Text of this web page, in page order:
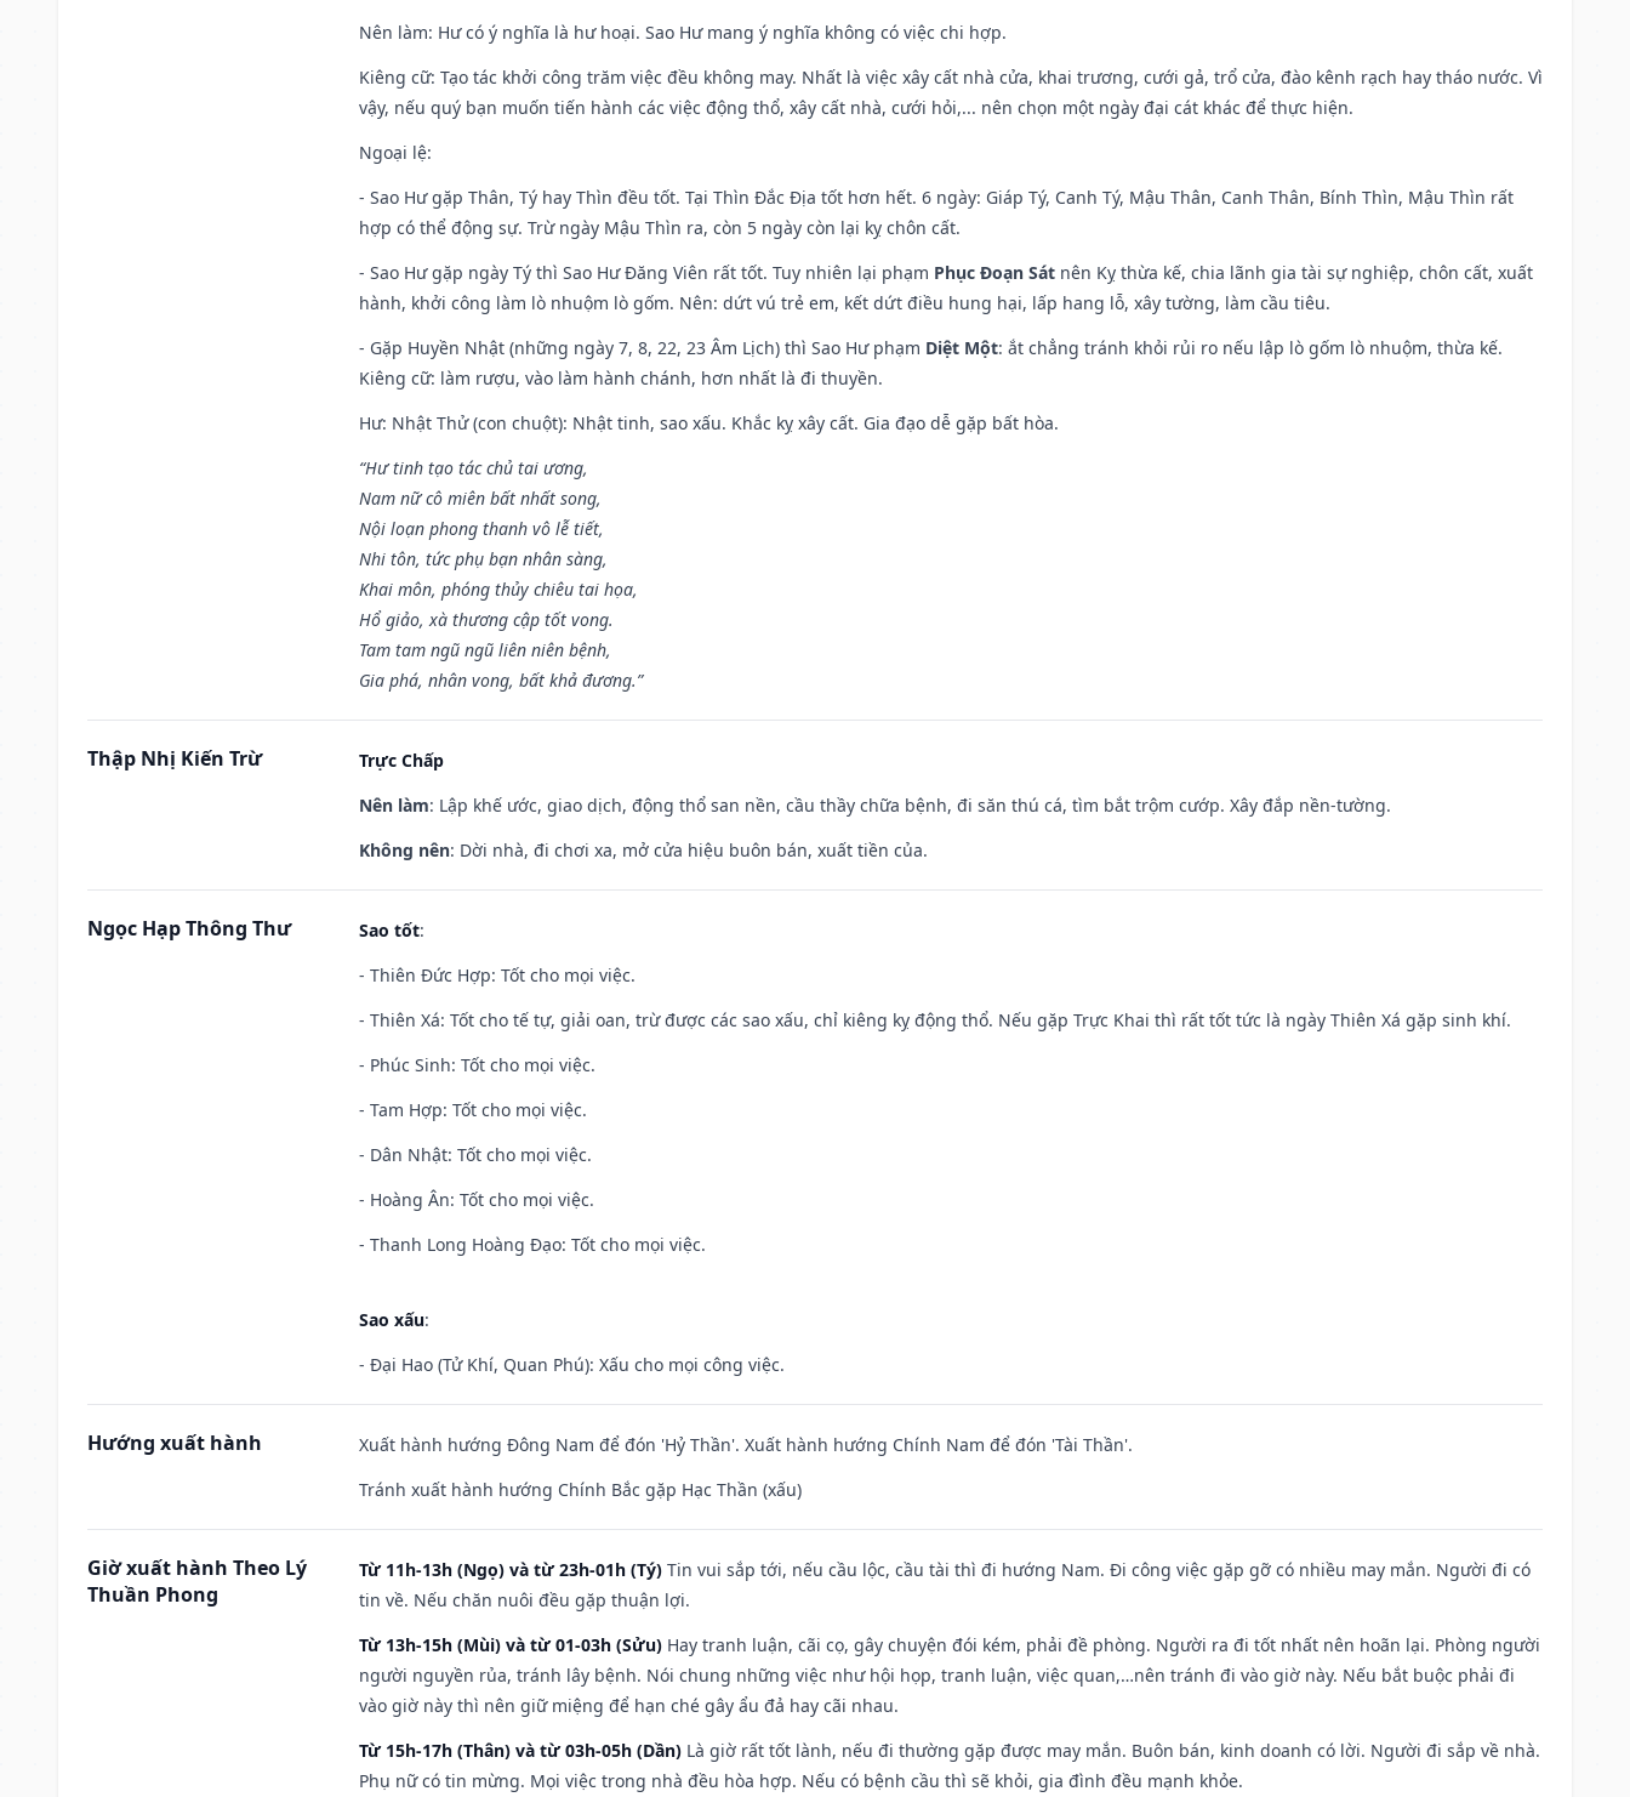
Nên làm: Hư có ý nghĩa là hư hoại. Sao Hư mang ý nghĩa không có việc chi hợp.
Kiêng cữ: Tạo tác khởi công trăm việc đều không may. Nhất là việc xây cất nhà cửa, khai trương, cưới gả, trổ cửa, đào kênh rạch hay tháo nước. Vì
vậy, nếu quý bạn muốn tiến hành các việc động thổ, xây cất nhà, cưới hỏi,... nên chọn một ngày đại cát khác để thực hiện.
Ngoại lệ:
- Sao Hư gặp Thân, Tý hay Thìn đều tốt. Tại Thìn Đắc Địa tốt hơn hết. 6 ngày: Giáp Tý, Canh Tý, Mậu Thân, Canh Thân, Bính Thìn, Mậu Thìn rất
hợp có thể động sự. Trừ ngày Mậu Thìn ra, còn 5 ngày còn lại kỵ chôn cất.
- Sao Hư gặp ngày Tý thì Sao Hư Đăng Viên rất tốt. Tuy nhiên lại phạm Phục Đoạn Sát nên Kỵ thừa kế, chia lãnh gia tài sự nghiệp, chôn cất, xuất
hành, khởi công làm lò nhuộm lò gốm. Nên: dứt vú trẻ em, kết dứt điều hung hại, lấp hang lỗ, xây tường, làm cầu tiêu.
- Gặp Huyền Nhật (những ngày 7, 8, 22, 23 Âm Lịch) thì Sao Hư phạm Diệt Một: ắt chẳng tránh khỏi rủi ro nếu lập lò gốm lò nhuộm, thừa kế.
Kiêng cữ: làm rượu, vào làm hành chánh, hơn nhất là đi thuyền.
Hư: Nhật Thử (con chuột): Nhật tinh, sao xấu. Khắc kỵ xây cất. Gia đạo dễ gặp bất hòa.
“Hư tinh tạo tác chủ tai ương,
Nam nữ cô miên bất nhất song,
Nội loạn phong thanh vô lễ tiết,
Nhi tôn, tức phụ bạn nhân sàng,
Khai môn, phóng thủy chiêu tai họa,
Hổ giảo, xà thương cập tốt vong.
Tam tam ngũ ngũ liên niên bệnh,
Gia phá, nhân vong, bất khả đương.”
Thập Nhị Kiến Trừ
Trực Chấp
Nên làm: Lập khế ước, giao dịch, động thổ san nền, cầu thầy chữa bệnh, đi săn thú cá, tìm bắt trộm cướp. Xây đắp nền-tường.
Không nên: Dời nhà, đi chơi xa, mở cửa hiệu buôn bán, xuất tiền của.
Ngọc Hạp Thông Thư Sao tốt:
- Thiên Đức Hợp: Tốt cho mọi việc.
- Thiên Xá: Tốt cho tế tự, giải oan, trừ được các sao xấu, chỉ kiêng kỵ động thổ. Nếu gặp Trực Khai thì rất tốt tức là ngày Thiên Xá gặp sinh khí.
- Phúc Sinh: Tốt cho mọi việc.
- Tam Hợp: Tốt cho mọi việc.
- Dân Nhật: Tốt cho mọi việc.
- Hoàng Ân: Tốt cho mọi việc.
- Thanh Long Hoàng Đạo: Tốt cho mọi việc.
Sao xấu:
- Đại Hao (Tử Khí, Quan Phú): Xấu cho mọi công việc.
Hướng xuất hành
Xuất hành hướng Đông Nam để đón 'Hỷ Thần'. Xuất hành hướng Chính Nam để đón 'Tài Thần'.
Tránh xuất hành hướng Chính Bắc gặp Hạc Thần (xấu)
Giờ xuất hành Theo Lý
Thuần Phong
Từ 11h-13h (Ngọ) và từ 23h-01h (Tý) Tin vui sắp tới, nếu cầu lộc, cầu tài thì đi hướng Nam. Đi công việc gặp gỡ có nhiều may mắn. Người đi có
tin về. Nếu chăn nuôi đều gặp thuận lợi.
Từ 13h-15h (Mùi) và từ 01-03h (Sửu) Hay tranh luận, cãi cọ, gây chuyện đói kém, phải đề phòng. Người ra đi tốt nhất nên hoãn lại. Phòng người
người nguyền rủa, tránh lây bệnh. Nói chung những việc như hội họp, tranh luận, việc quan,…nên tránh đi vào giờ này. Nếu bắt buộc phải đi
vào giờ này thì nên giữ miệng để hạn ché gây ẩu đả hay cãi nhau.
Từ 15h-17h (Thân) và từ 03h-05h (Dần) Là giờ rất tốt lành, nếu đi thường gặp được may mắn. Buôn bán, kinh doanh có lời. Người đi sắp về nhà.
Phụ nữ có tin mừng. Mọi việc trong nhà đều hòa hợp. Nếu có bệnh cầu thì sẽ khỏi, gia đình đều mạnh khỏe.